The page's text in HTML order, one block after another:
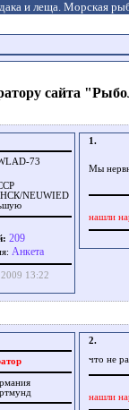
и леща. Морская
сайта
NEUWIED
209
Aнкета
13:22
1.
Мы
нашли
2.
что не
нашли